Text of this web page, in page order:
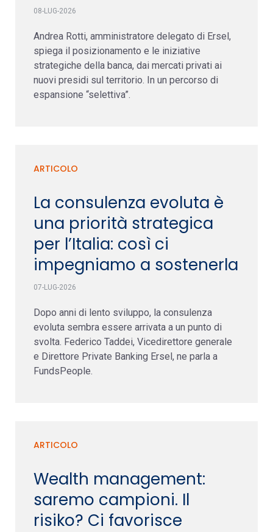
08-LUG-2026
Andrea Rotti, amministratore delegato di Ersel,
spiega il posizionamento e le iniziative
strategiche della banca, dai mercati privati ai
nuovi presidi sul territorio. In un percorso di
espansione “selettiva”.
ARTICOLO
La consulenza evoluta è
una priorità strategica
per l’Italia: così ci
impegniamo a sostenerla
07-LUG-2026
Dopo anni di lento sviluppo, la consulenza
evoluta sembra essere arrivata a un punto di
svolta. Federico Taddei, Vicedirettore generale
e Direttore Private Banking Ersel, ne parla a
FundsPeople.
ARTICOLO
Wealth management:
saremo campioni. Il
risiko? Ci favorisce